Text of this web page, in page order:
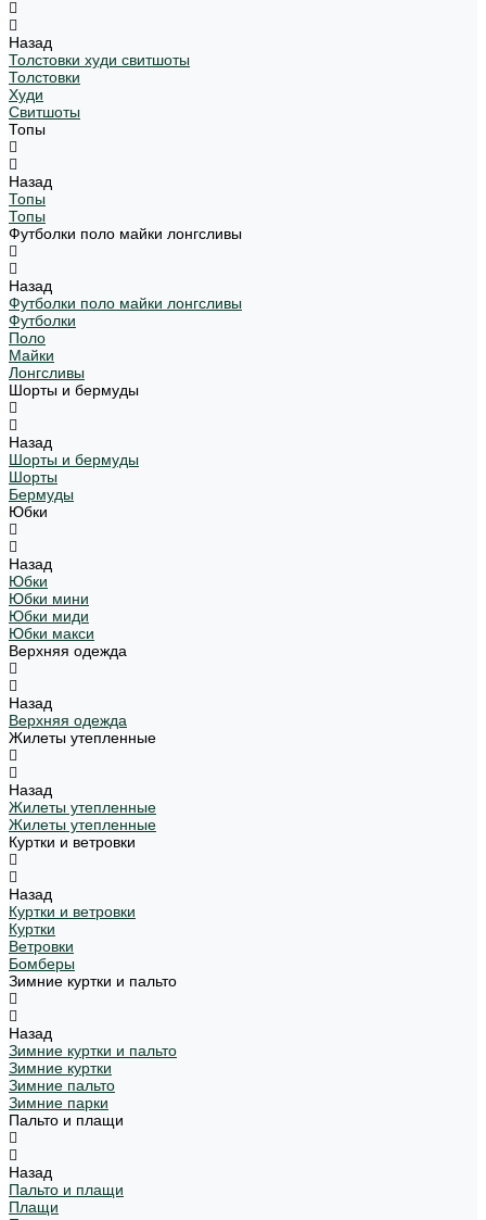
Назад
Толстовки худи свитшоты
Толстовки
Худи
Свитшоты
Топы
Назад
Топы
Топы
Футболки поло майки лонгсливы
Назад
Футболки поло майки лонгсливы
Футболки
Поло
Майки
Лонгсливы
Шорты и бермуды
Назад
Шорты и бермуды
Шорты
Бермуды
Юбки
Назад
Юбки
Юбки мини
Юбки миди
Юбки макси
Верхняя одежда
Назад
Верхняя одежда
Жилеты утепленные
Назад
Жилеты утепленные
Жилеты утепленные
Куртки и ветровки
Назад
Куртки и ветровки
Куртки
Ветровки
Бомберы
Зимние куртки и пальто
Назад
Зимние куртки и пальто
Зимние куртки
Зимние пальто
Зимние парки
Пальто и плащи
Назад
Пальто и плащи
Плащи